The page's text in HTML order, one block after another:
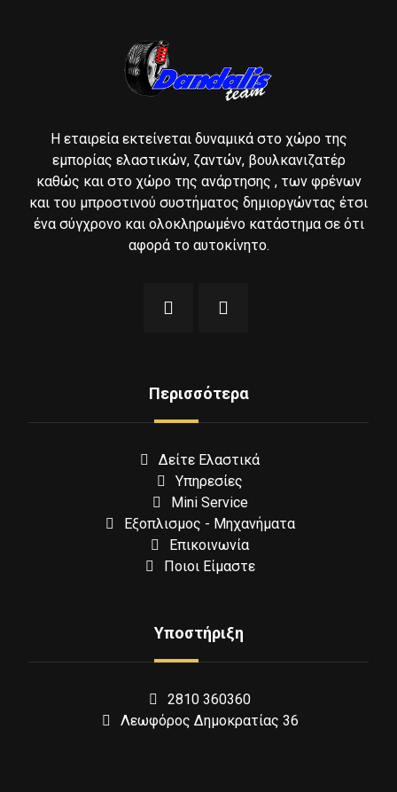
Η εταιρεία εκτείνεται δυναμικά στο χώρο της
εμπορίας ελαστικών, ζαντών, βουλκανιζατέρ
καθώς και στο χώρο της ανάρτησης , των φρένων
και του μπροστινού συστήματος δημιοργώντας έτσι
ένα σύγχρονο και ολοκληρωμένο κατάστημα σε ότι
αφορά το αυτοκίνητο.
Περισσότερα
Δείτε Ελαστικά
Υπηρεσίες
Mini Service
Εξοπλισμος - Μηχανήματα
Επικοινωνία
Ποιοι Είμαστε
Υποστήριξη
2810 360360
Λεωφόρος Δημοκρατίας 36